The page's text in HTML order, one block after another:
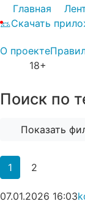
Главная
Скачать
О проекте
18+
Поиск по
Показать
1 2
07.01.2026 16:03